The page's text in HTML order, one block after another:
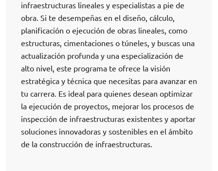
infraestructuras lineales y especialistas a pie de
obra. Si te desempeñas en el diseño, cálculo,
planificación o ejecución de obras lineales, como
estructuras, cimentaciones o túneles, y buscas una
actualización profunda y una especialización de
alto nivel, este programa te ofrece la visión
estratégica y técnica que necesitas para avanzar en
tu carrera. Es ideal para quienes desean optimizar
la ejecución de proyectos, mejorar los procesos de
inspección de infraestructuras existentes y aportar
soluciones innovadoras y sostenibles en el ámbito
de la construcción de infraestructuras.